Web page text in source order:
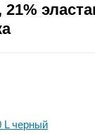
21%
L черный